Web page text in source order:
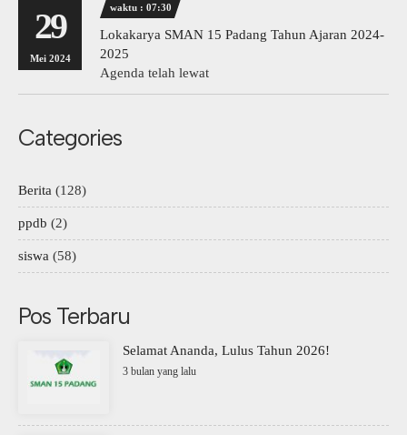
29
Mei 2024
waktu : 07:30
Lokakarya SMAN 15 Padang Tahun Ajaran 2024-
2025
Agenda telah lewat
Categories
Berita (128)
ppdb (2)
siswa (58)
Pos Terbaru
Selamat Ananda, Lulus Tahun 2026!
3 bulan yang lalu